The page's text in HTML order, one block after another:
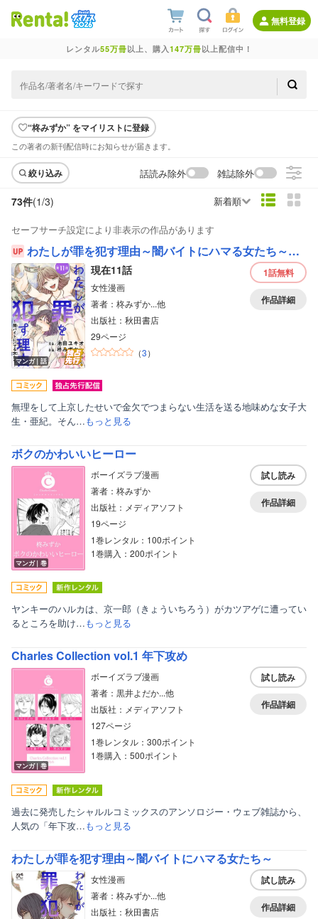
無料登録
レンタル55万冊以上、購入147万冊以上配信中！
“柊みずか” をマイリストに登録
この著者の新刊配信時にお知らせが届きます。
絞り込み 話読み除外 雑誌除外
73件(1/3) 新着順
セーフサーチ設定により非表示の作品があります
わたしが罪を犯す理由～闇バイトにハマる女たち～（話売り）
マンガ｜話
現在11話
女性漫画
著者：柊みずか...他
出版社：秋田書店
29ページ
（3）
1話無料
作品詳細
無理をして上京したせいで金欠でつまらない生活を送る地味めな女子大
生・亜紀。そん…もっと見る
ボクのかわいいヒーロー
マンガ｜巻
ボーイズラブ漫画
著者：柊みずか
出版社：メディアソフト
19ページ
1巻レンタル：100ポイント
1巻購入：200ポイント
試し読み
作品詳細
ヤンキーのハルカは、京一郎（きょういちろう）がカツアゲに遭ってい
るところを助け…もっと見る
Charles Collection vol.1 年下攻め
マンガ｜巻
ボーイズラブ漫画
著者：黒井よだか...他
出版社：メディアソフト
127ページ
1巻レンタル：300ポイント
1巻購入：500ポイント
試し読み
作品詳細
過去に発売したシャルルコミックスのアンソロジー・ウェブ雑誌から、
人気の「年下攻…もっと見る
わたしが罪を犯す理由～闇バイトにハマる女たち～
女性漫画
著者：柊みずか...他
出版社：秋田書店
試し読み
作品詳細